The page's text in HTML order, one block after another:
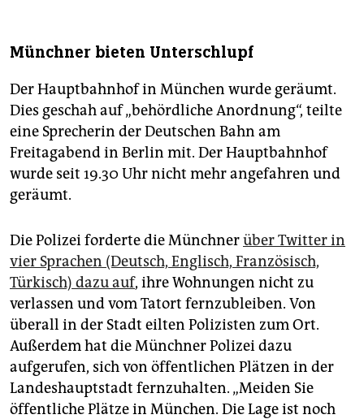
Münchner bieten Unterschlupf
Der Hauptbahnhof in München wurde geräumt.
Dies geschah auf „behördliche Anordnung“, teilte
eine Sprecherin der Deutschen Bahn am
Freitagabend in Berlin mit. Der Hauptbahnhof
wurde seit 19.30 Uhr nicht mehr angefahren und
geräumt.
Die Polizei forderte die Münchnerüber Twitter in
vier Sprachen (Deutsch, Englisch, Französisch,
Türkisch) dazu auf, ihre Wohnungen nicht zu
verlassen und vom Tatort fernzubleiben. Von
überall in der Stadt eilten Polizisten zum Ort.
Außerdem hat die Münchner Polizei dazu
aufgerufen, sich von öffentlichen Plätzen in der
Landeshauptstadt fernzuhalten. „Meiden Sie
öffentliche Plätze in München. Die Lage ist noch